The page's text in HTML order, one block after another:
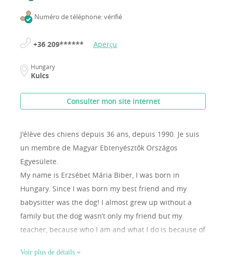
Numéro de téléphone: vérifié
+36 209****** Aperçu
Hungary
Kulcs
Consulter mon site internet
J'élève des chiens depuis 36 ans, depuis 1990. Je suis
un membre de Magyar Ebtenyésztők Országos
Egyesülete.
My name is Erzsébet Mária Biber, I was born in
Hungary. Since I was born my best friend and my
babysitter was the dog! I almost grew up without a
family but the dog wasn’t only my friend but my
teacher, because who I am and what I do is because of
in the most in the whole world is that I want to learn
Voir plus de détails